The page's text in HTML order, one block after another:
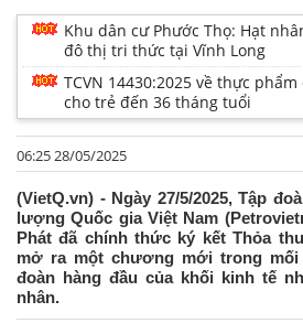
Khu dân cư Phước Thọ: Hạt
đô thị tri thức tại Vĩnh Long
TCVN 14430:2025 về thực
cho trẻ đến 36 tháng tuổi
06:25 28/05/2025
(VietQ.vn) - Ngày 27/5/2025, Tập
lượng Quốc gia Việt Nam
Phát đã chính thức ký kết Thỏa
mở ra một chương mới trong
đoàn hàng đầu của khối kinh tế
nhân.